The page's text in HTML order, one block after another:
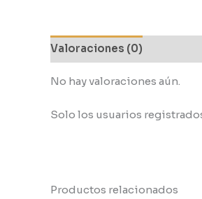
Valoraciones (0)
No hay valoraciones aún.
Solo los usuarios
Productos relacionados